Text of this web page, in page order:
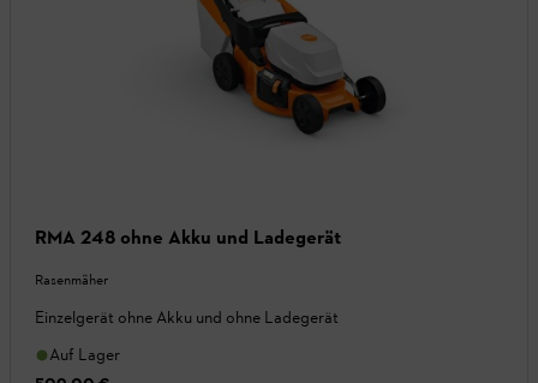
RMA 248 ohne Akku und Ladegerät
Rasenmäher
Einzelgerät ohne Akku und ohne Ladegerät
Auf Lager